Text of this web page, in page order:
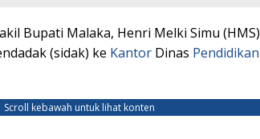
Bupati Malaka, Henri Melki Simu (HMS)
(sidak) ke Kantor Dinas Pendidikan
Scroll kebawah untuk lihat konten